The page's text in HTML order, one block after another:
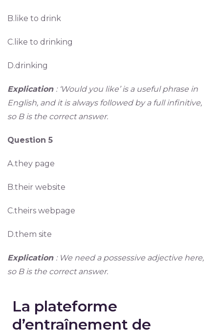
B.like to drink
C.like to drinking
D.drinking
Explication : ‘Would you like’ is a useful phrase in
English, and it is always followed by a full infinitive,
so B is the correct answer.
Question 5
A.they page
B.their website
C.theirs webpage
D.them site
Explication : We need a possessive adjective here,
so B is the correct answer.
La plateforme
d’entraînement de